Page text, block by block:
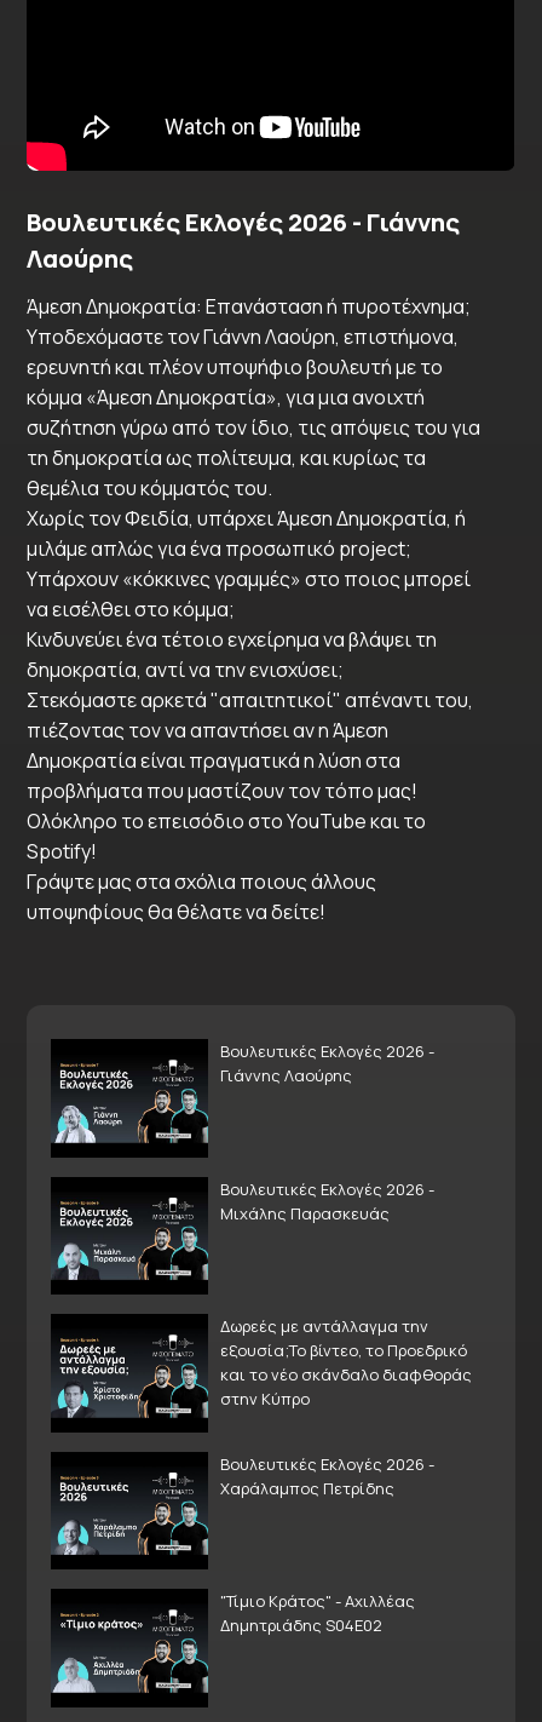
Βουλευτικές Εκλογές 2026 - Γιάννης
Λαούρης
Άμεση Δημοκρατία: Επανάσταση ή πυροτέχνημα;
Υποδεχόμαστε τον Γιάννη Λαούρη, επιστήμονα,
ερευνητή και πλέον υποψήφιο βουλευτή με το
κόμμα «Άμεση Δημοκρατία», για μια ανοιχτή
συζήτηση γύρω από τον ίδιο, τις απόψεις του για
τη δημοκρατία ως πολίτευμα, και κυρίως τα
θεμέλια του κόμματός του.
Χωρίς τον Φειδία, υπάρχει Άμεση Δημοκρατία, ή
μιλάμε απλώς για ένα προσωπικό project;
Υπάρχουν «κόκκινες γραμμές» στο ποιος μπορεί
να εισέλθει στο κόμμα;
Κινδυνεύει ένα τέτοιο εγχείρημα να βλάψει τη
δημοκρατία, αντί να την ενισχύσει;
Στεκόμαστε αρκετά "απαιτητικοί" απέναντι του,
πιέζοντας τον να απαντήσει αν η Άμεση
Δημοκρατία είναι πραγματικά η λύση στα
προβλήματα που μαστίζουν τον τόπο μας!
Ολόκληρο το επεισόδιο στο YouTube και το
Spotify!
Γράψτε μας στα σχόλια ποιους άλλους
υποψηφίους θα θέλατε να δείτε!
Βουλευτικές Εκλογές 2026 -
Γιάννης Λαούρης
Βουλευτικές Εκλογές 2026 -
Μιχάλης Παρασκευάς
Δωρεές με αντάλλαγμα την
εξουσία;Το βίντεο, το Προεδρικό
και το νέο σκάνδαλο διαφθοράς
στην Κύπρο
Βουλευτικές Εκλογές 2026 -
Χαράλαμπος Πετρίδης
"Τίμιο Κράτος" - Αχιλλέας
Δημητριάδης S04E02